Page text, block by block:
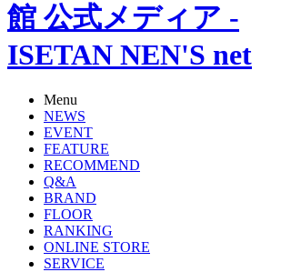
館 公式メディア -
ISETAN NEN'S net
Menu
NEWS
EVENT
FEATURE
RECOMMEND
Q&A
BRAND
FLOOR
RANKING
ONLINE STORE
SERVICE